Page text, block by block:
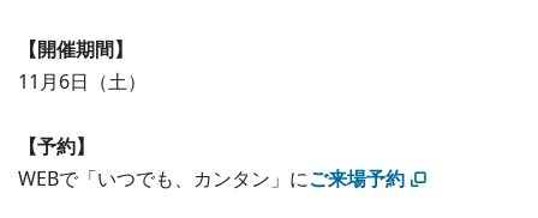
【開催期間】
11月6日（土）
【予約】
WEBで「いつでも、カンタン」にご来場予約